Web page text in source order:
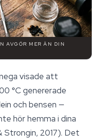
AVGÖR MER ÄN DIN
visade att
°C genererade
och bensen —
hör hemma i dina
Strongin, 2017). Det